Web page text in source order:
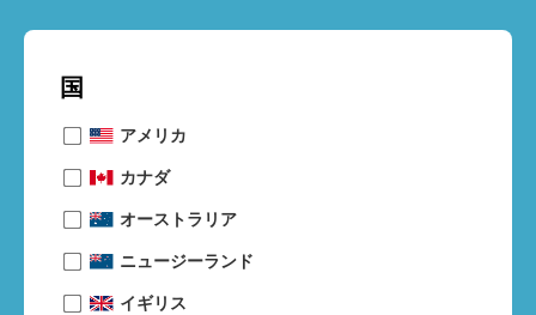
国
アメリカ
カナダ
オーストラリア
ニュージーランド
イギリス